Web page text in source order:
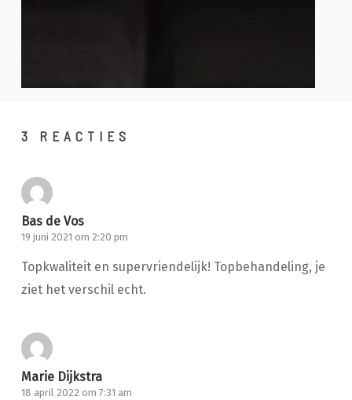
3 REACTIES
Bas de Vos
19 juni 2021 om 2:20 pm
Topkwaliteit en supervriendelijk! Topbehandeling, je
ziet het verschil echt.
Marie Dijkstra
18 april 2022 om 7:31 am